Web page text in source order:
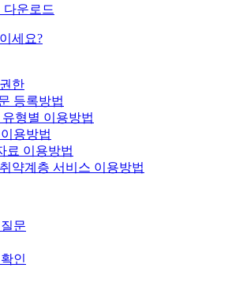
다운로드
세요?
한
등록방법
유형별 이용방법
용방법
료 이용방법
약계층 서비스 이용방법
문
인